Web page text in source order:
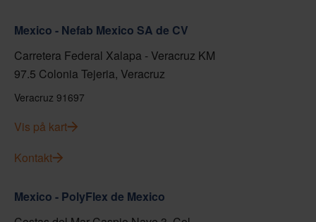
Mexico - Nefab Mexico SA de CV
Carretera Federal Xalapa - Veracruz KM
97.5 Colonia Tejeria, Veracruz
Veracruz 91697
Vis på kart
Kontakt
Mexico - PolyFlex de Mexico